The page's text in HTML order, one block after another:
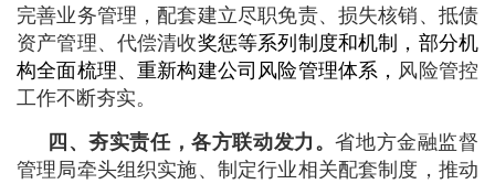
完善业务管理，配套建立尽职免责、损失核销、抵债
资产管理、代偿清收奖惩等系列制度和机制，部分机
构全面梳理、重新构建公司风险管理体系， 风险管控
工作不断夯实。
四、夯实责任，各方联动发力。省地方金融监督
管理局牵头组织实施、制定行业相关配套制度，推动